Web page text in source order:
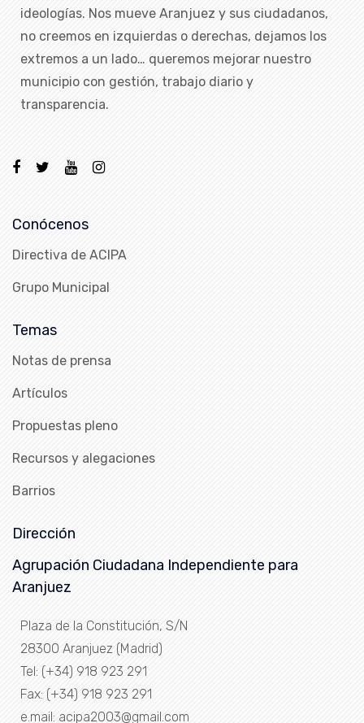
ideologías. Nos mueve Aranjuez y sus ciudadanos,
no creemos en izquierdas o derechas, dejamos los
extremos a un lado… queremos mejorar nuestro
municipio con gestión, trabajo diario y
transparencia.
Conócenos
Directiva de ACIPA
Grupo Municipal
Temas
Notas de prensa
Artículos
Propuestas pleno
Recursos y alegaciones
Barrios
Dirección
Agrupación Ciudadana Independiente para
Aranjuez
Plaza de la Constitución, S/N
28300 Aranjuez (Madrid)
Tel: (+34) 918 923 291
Fax: (+34) 918 923 291
e.mail: acipa2003@gmail.com